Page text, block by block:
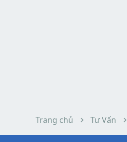
Trang chủ Tư Vấn